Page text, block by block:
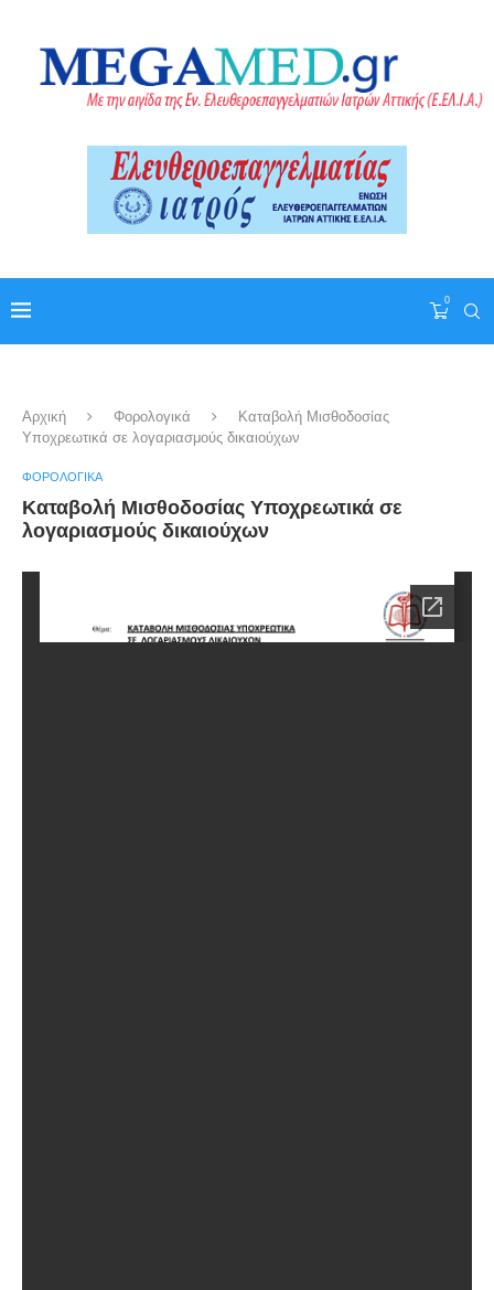
0
Αρχική Φορολογικά
Καταβολή Μισθοδοσίας
Υποχρεωτικά σε λογαριασμούς δικαιούχων
ΦΟΡΟΛΟΓΙΚΆ
Καταβολή Μισθοδοσίας Υποχρεωτικά σε
λογαριασμούς δικαιούχων